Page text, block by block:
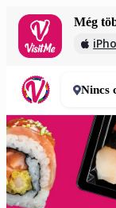
Még
2
Nincs